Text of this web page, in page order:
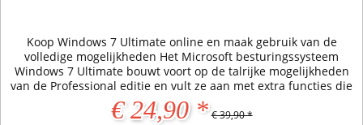
Koop Windows 7 Ultimate online en maak gebruik van de
volledige mogelijkheden Het Microsoft besturingssysteem
Windows 7 Ultimate bouwt voort op de talrijke mogelijkheden
van de Professional editie en vult ze aan met extra functies die
bedoeld zijn voor zakelijk gebruik. Als je de activeringssleutel
voor Microsoft Windows 7 Ultimate voor een lage prijs via onze
€ 24,90 * € 39,90 *